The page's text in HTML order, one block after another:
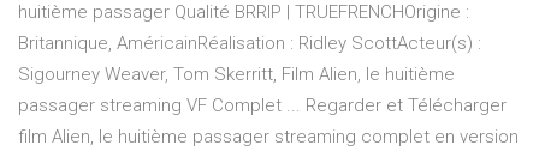
huitième passager Qualité BRRIP | TRUEFRENCHOrigine :
Britannique, AméricainRéalisation : Ridley ScottActeur(s) :
Sigourney Weaver, Tom Skerritt, Film Alien, le huitième
passager streaming VF Complet ... Regarder et Télécharger
film Alien, le huitième passager streaming complet en version